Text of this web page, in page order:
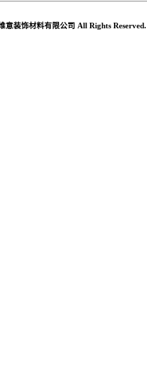
意装饰材料有限公司 All Rights Reserved.